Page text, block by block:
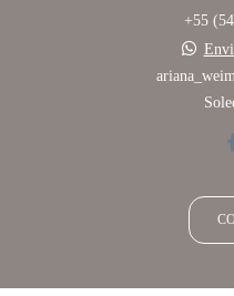
+55